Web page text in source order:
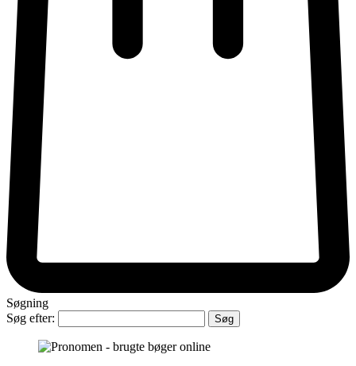
Søgning
Søg efter: